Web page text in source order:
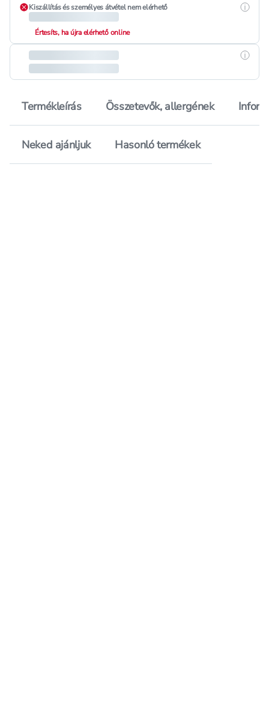
Kiszállítás és személyes átvétel nem elérhető
Értesíts, ha újra elérhető online
Termékleírás Összetevők, allergének
Neked ajánljuk Hasonló termékek